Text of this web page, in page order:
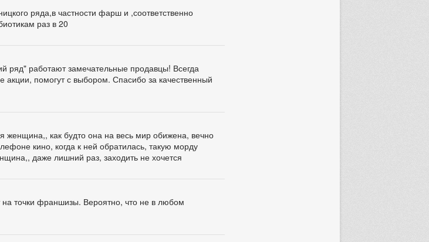
ряда,в частности фарш и ,соответственно
раз в 20
ряд" работают замечательные продавцы! Всегда
акции, помогут с выбором. Спасибо за качественный
женщина,, как будто она на весь мир обижена, вечно
кино, когда к ней обратилась, такую морду
даже лишний раз, заходить не хочется
на точки франшизы. Вероятно, что не в любом